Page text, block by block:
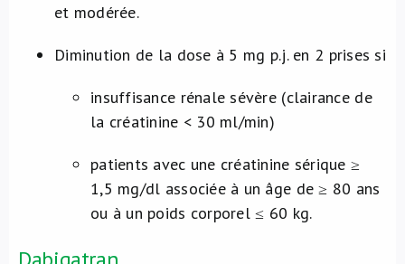
et modérée.
Diminution de la dose à 5 mg p.j. en 2 prises si
insuffisance rénale sévère (clairance de
la créatinine < 30 ml/min)
patients avec une créatinine sérique ≥
1,5 mg/dl associée à un âge de ≥ 80 ans
ou à un poids corporel ≤ 60 kg.